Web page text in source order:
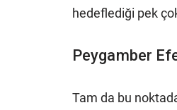
hedeflediği pek
Peygamber
Tam da bu